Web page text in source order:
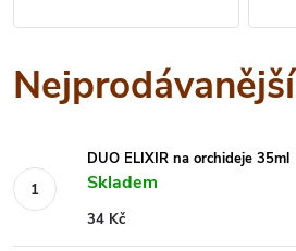
Nejprodávanější
DUO ELIXIR na orchideje 35ml
Skladem
34 Kč